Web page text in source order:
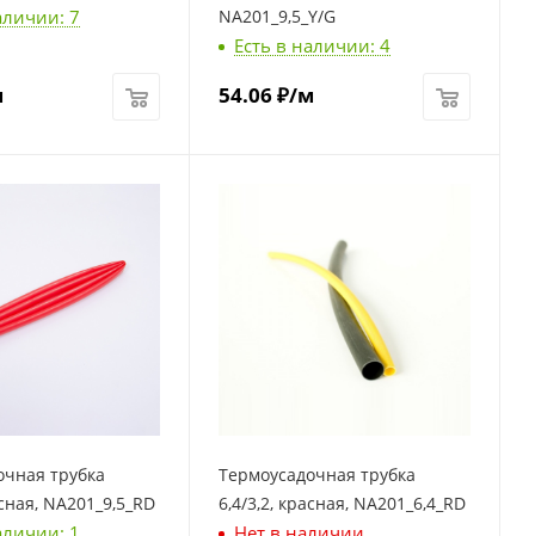
7
NA201_9,5_Y/G
Есть в наличии: 4
54.06₽/м
трубка
NA201_9,5_RD
Термоусадочная трубка
6,4/3,2, красная, NA201_6,4_RD